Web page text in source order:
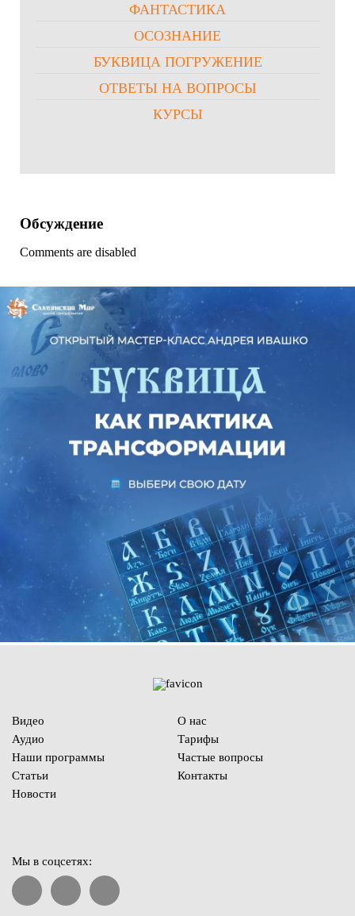
ФАНТАСТИКА
ОСОЗНАНИЕ
БУКВИЦА ПОГРУЖЕНИЕ
ОТВЕТЫ НА ВОПРОСЫ
КУРСЫ
Обсуждение
Comments are disabled
Видео
Аудио
Наши программы
Статьи
Новости
О нас
Тарифы
Частые вопросы
Контакты
Мы в соцсетях: